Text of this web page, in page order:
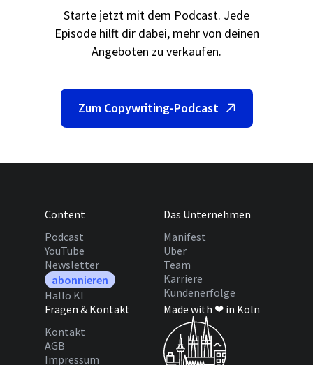
Starte jetzt mit dem Podcast. Jede
Episode hilft dir dabei, mehr von deinen
Angeboten zu verkaufen.
Zum Copywriting-Podcast
Content
Podcast
YouTube
Newsletter
abonnieren
Hallo KI
Das Unternehmen
Manifest
Über
Team
Karriere
Kundenerfolge
Fragen & Kontakt
Kontakt
AGB
Impressum
Made with ❤ in Köln